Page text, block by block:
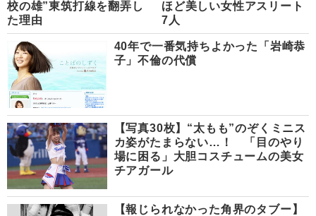
校の雄”東筑打線を翻弄し
た理由
ほど美しい女性アスリート
7人
40年で一番気持ちよかった「岩崎恭
子」不倫の代償
【写真30枚】“太もも”のぞくミニス
カ姿がたまらない…！ 「目のやり
場に困る」大胆コスチュームの美女
チアガール
【報じられなかった角界のタブー】